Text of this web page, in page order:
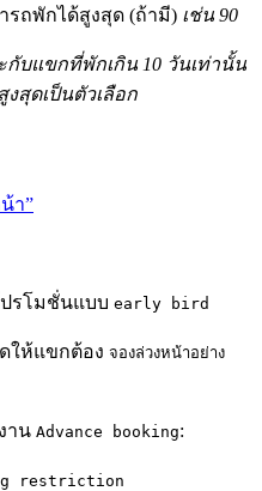
ถพักได้สูงสุด (ถ้ามี) เช่น 90
กับแขกที่พักเกิน 10 วันเท่านั้น
งสุดเป็นตัวเลือก
า”
รโมชั่นแบบ early bird
ให้แขกต้อง จองล่วงหน้าอย่าง
าน Advance booking:
restriction